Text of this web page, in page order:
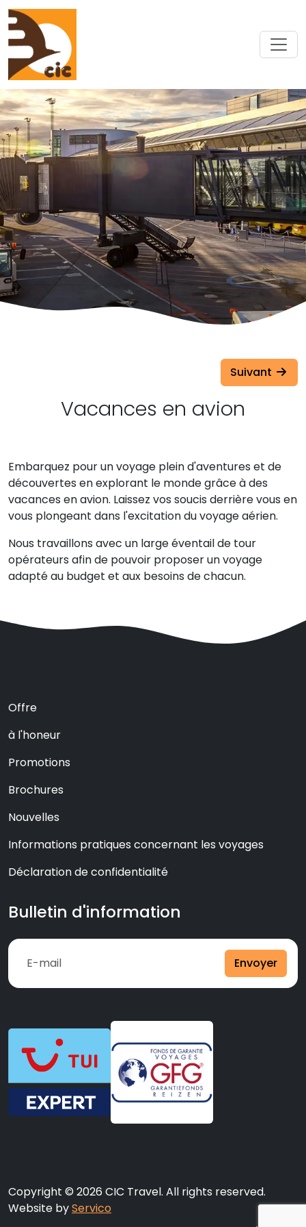
Vacances en avion
Suivant
Embarquez pour un voyage plein d'aventures et de
découvertes en explorant le monde grâce à des
vacances en avion. Laissez vos soucis derrière vous en
vous plongeant dans l'excitation du voyage aérien.
Nous travaillons avec un large éventail de tour
opérateurs afin de pouvoir proposer un voyage
adapté au budget et aux besoins de chacun.
Offre
à l'honeur
Promotions
Brochures
Nouvelles
Informations pratiques concernant les voyages
Déclaration de confidentialité
Bulletin d'information
Envoyer
Copyright © 2026 CIC Travel. All rights reserved.
Website byServico